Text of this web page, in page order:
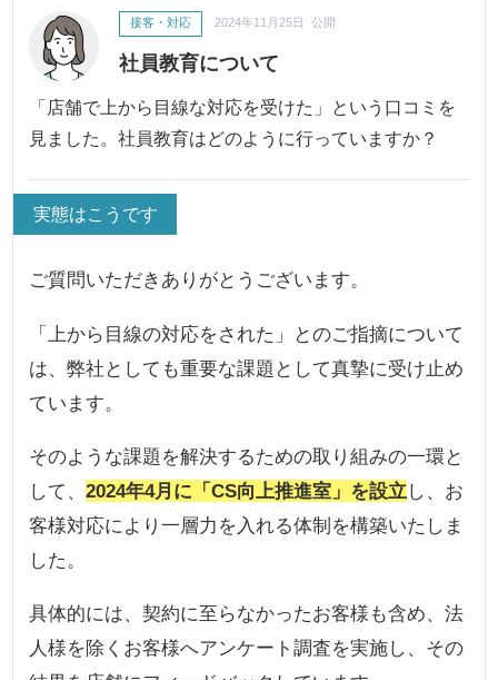
社員教育について
接客・対応 2024年11月25日 公開
「店舗で上から目線な対応を受けた」という口コミを
見ました。社員教育はどのように行っていますか？
実態はこうです
ご質問いただきありがとうございます。
「上から目線の対応をされた」とのご指摘について
は、弊社としても重要な課題として真摯に受け止め
ています。
そのような課題を解決するための取り組みの一環と
して、2024年4月に「CS向上推進室」を設立 し、お
客様対応により一層力を入れる体制を構築いたしま
した。
具体的には、契約に至らなかったお客様も含め、法
人様を除くお客様へアンケート調査を実施し、その